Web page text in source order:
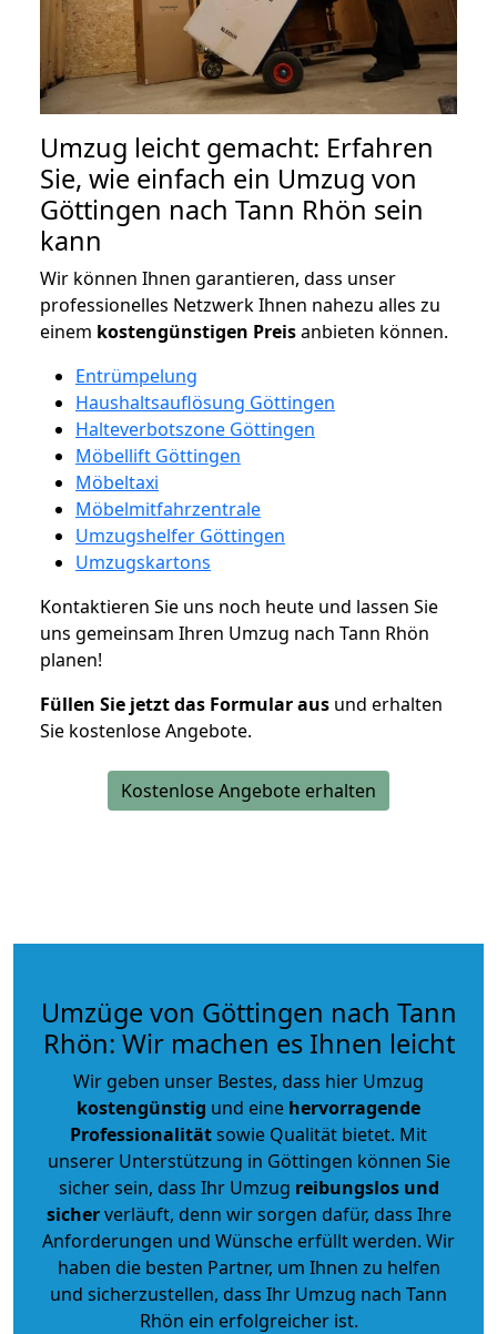
Umzug leicht gemacht: Erfahren
Sie, wie einfach ein Umzug von
Göttingen nach Tann Rhön sein
kann
Wir können Ihnen garantieren, dass unser
professionelles Netzwerk Ihnen nahezu alles zu
einem kostengünstigen Preisanbieten können.
Entrümpelung
Haushaltsauflösung Göttingen
Halteverbotszone Göttingen
Möbellift Göttingen
Möbeltaxi
Möbelmitfahrzentrale
Umzugshelfer Göttingen
Umzugskartons
Kontaktieren Sie uns noch heute und lassen Sie
uns gemeinsam Ihren Umzug nach Tann Rhön
planen!
Füllen Sie jetzt das Formular aus und erhalten
Sie kostenlose Angebote.
Kostenlose Angebote erhalten
Umzüge von Göttingen nach Tann
Rhön: Wir machen es Ihnen leicht
Wir geben unser Bestes, dass hier Umzug
kostengünstig und eine hervorragende
Professionalitätsowie Qualität bietet. Mit
unserer Unterstützung in Göttingen können Sie
sicher sein, dass Ihr Umzug reibungslos und
sicherverläuft, denn wir sorgen dafür, dass Ihre
Anforderungen und Wünsche erfüllt werden. Wir
haben die besten Partner, um Ihnen zu helfen
und sicherzustellen, dass Ihr Umzug nach Tann
Rhön ein erfolgreicher ist.